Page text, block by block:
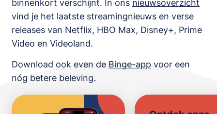
binnenkort verschijnt. In ons nieuwsoverzicht
vind je het laatste streamingnieuws en verse
releases van Netflix, HBO Max, Disney+, Prime
Video en Videoland.
Download ook even de Binge-app voor een
nóg betere beleving.